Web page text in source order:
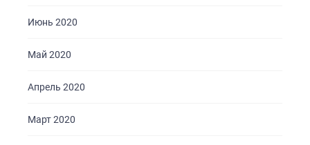
Июнь 2020
Май 2020
Апрель 2020
Март 2020